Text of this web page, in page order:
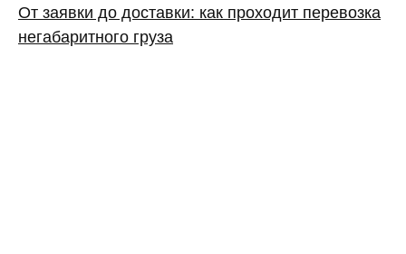
От заявки до доставки: как проходит перевозка
негабаритного груза